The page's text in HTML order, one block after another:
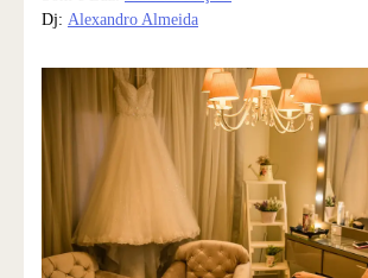
Dj: Alexandro Almeida